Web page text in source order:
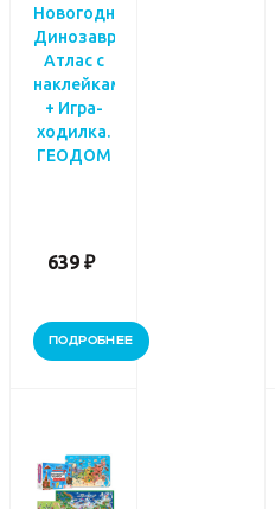
Новогодний.
Динозавры.
Атлас с
наклейками
+ Игра-
ходилка.
ГЕОДОМ
639 ₽
ПОДРОБНЕЕ